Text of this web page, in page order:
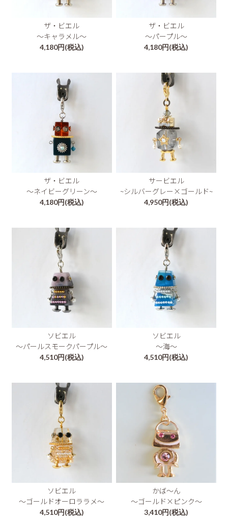
ザ・ビエル
～キャラメル～
4,180円(税込)
ザ・ビエル
～パープル～
4,180円(税込)
ザ・ビエル
～ネイビーグリーン～
4,180円(税込)
サービエル
~シルバーグレー×ゴールド~
4,950円(税込)
ソビエル
～パールスモークパープル～
4,510円(税込)
ソビエル
～海～
4,510円(税込)
ソビエル
～ゴールドオーロララメ～
4,510円(税込)
かば～ん
～ゴールド×ピンク～
3,410円(税込)